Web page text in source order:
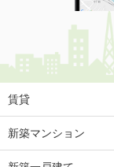
山形県米沢市遠
価
住
専
山形県天童市南小
賃貸
新築マンション